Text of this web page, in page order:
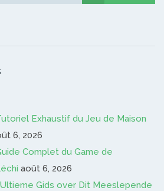
Exhaustif du Jeu de Maison
6, 2026
Complet du Game de
août 6, 2026
Gids over Dit Meeslepende